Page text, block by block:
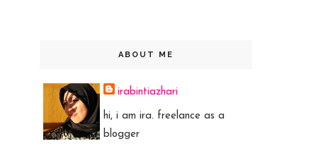
ABOUT ME
irabintiazhari
hi, i am ira. freelance as a
blogger